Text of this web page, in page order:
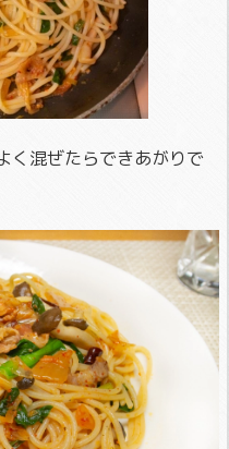
く混ぜたらできあがりで